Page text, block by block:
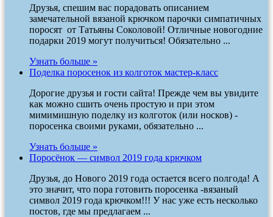
Друзья, спешим вас порадовать описанием
замечательной вязаной крючком парочки симпатичных
поросят от Татьяны Соколовой! Отличные новогодние
подарки 2019 могут получиться! Обязательно ...
Узнать больше »
Поделка поросенок из колготок мастер-класс
Дорогие друзья и гости сайта! Прежде чем вы увидите
как можно сшить очень простую и при этом
мимимишную поделку из колготок (или носков) -
поросенка своими руками, обязательно ...
Узнать больше »
Поросёнок — символ 2019 года крючком
Друзья, до Нового 2019 года остается всего полгода! А
это значит, что пора готовить поросенка -вязаный
символ 2019 года крючком!!! У нас уже есть несколько
постов, где мы предлагаем ...